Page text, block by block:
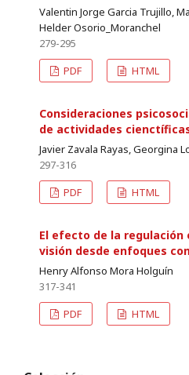
Valentin Jorge Garcia Trujillo,
Helder Osorio_Moranchel
279-295
PDF
HTML
Consideraciones
de actividades
Javier Zavala Rayas, Georgina
297-316
PDF
HTML
El efecto de la regulación
visión desde enfoques
Henry Alfonso Mora Holguín
317-341
PDF
HTML